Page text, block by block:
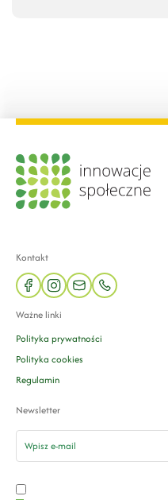
Kontakt
facebookinstagram
mail phone
Ważne linki
Polityka prywatności
Polityka cookies
Regulamin
Newsletter
email